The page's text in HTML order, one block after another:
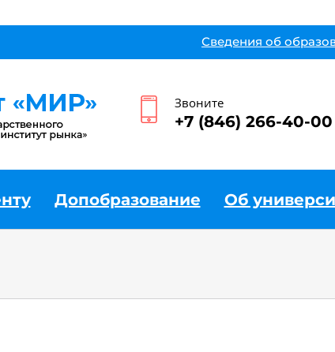
Сведения об
Звоните
+7 (846) 266-40-00
Допобразование Об